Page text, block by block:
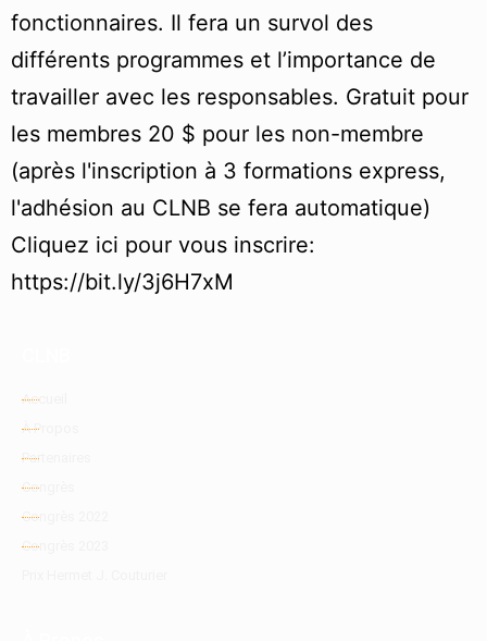
fonctionnaires. Il fera un survol des
différents programmes et l’importance de
travailler avec les responsables. Gratuit pour
les membres 20 $ pour les non-membre
(après l'inscription à 3 formations express,
l'adhésion au CLNB se fera automatique)
Cliquez ici pour vous inscrire:
https://bit.ly/3j6H7xM
Accueil
À Propos
Partenaires
Congrès
Congrès 2022
Congrès 2023